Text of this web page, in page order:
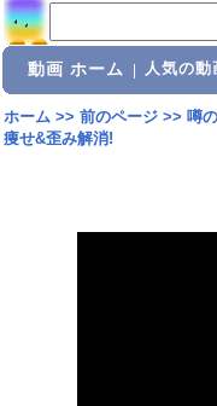
動画 ホーム 人気の動
ホーム>> 前のページ>> 噂
痩せ&歪み解消!